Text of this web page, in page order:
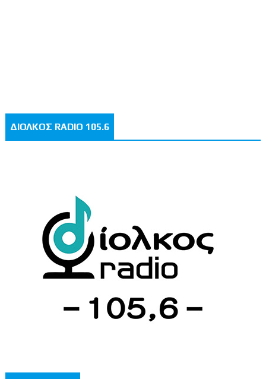
ΔΙΟΛΚΟΣ RADIO 105.6